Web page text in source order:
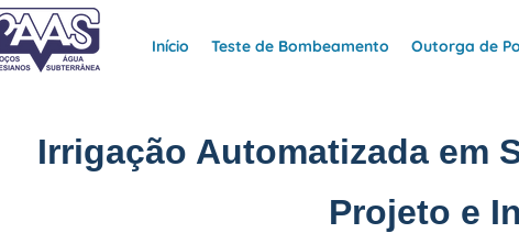
Início Teste de Bombeamento Outorga de
Irrigação Automatizada em
Projeto e